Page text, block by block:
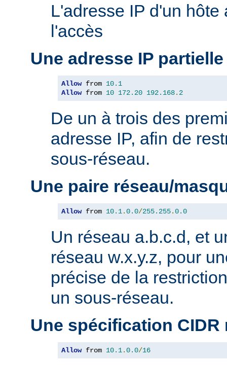
L'adresse IP d'un
l'accès
Une adresse IP partielle
Allow from 10.1
Allow from 10 172.20 192.168. 2
De un à trois des
adresse IP, afin de
sous-réseau.
Une paire réseau/
Allow from 10.1.0.0/255.255.0.0
Un réseau a.b.c.d, et
réseau w.x.y.z, pour
précise de la
un sous-réseau.
Une spécification CIDR
Allow from 10.1.0.0/16